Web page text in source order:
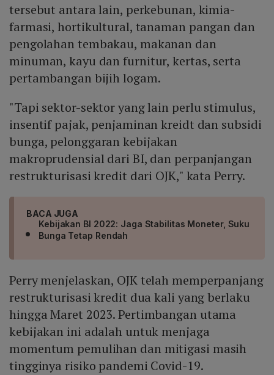
tersebut antara lain, perkebunan, kimia-
farmasi, hortikultural, tanaman pangan dan
pengolahan tembakau, makanan dan
minuman, kayu dan furnitur, kertas, serta
pertambangan bijih logam.
"Tapi sektor-sektor yang lain perlu stimulus,
insentif pajak, penjaminan kreidt dan subsidi
bunga, pelonggaran kebijakan
makroprudensial dari BI, dan perpanjangan
restrukturisasi kredit dari OJK," kata Perry.
BACA JUGA
Kebijakan BI 2022: Jaga Stabilitas Moneter, Suku
Bunga Tetap Rendah
Perry menjelaskan, OJK telah memperpanjang
restrukturisasi kredit dua kali yang berlaku
hingga Maret 2023. Pertimbangan utama
kebijakan ini adalah untuk menjaga
momentum pemulihan dan mitigasi masih
tingginya risiko pandemi Covid-19.